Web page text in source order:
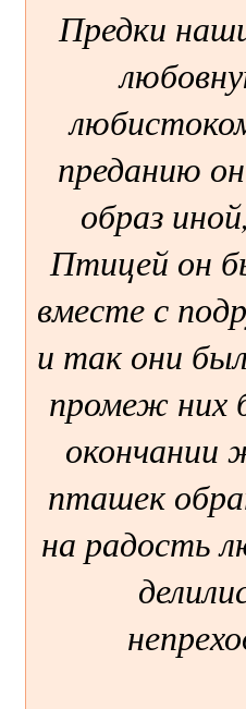
Предки
преданию
образ
Птицей он
вместе с
и так они
промеж них
окончании
пташек
на радость